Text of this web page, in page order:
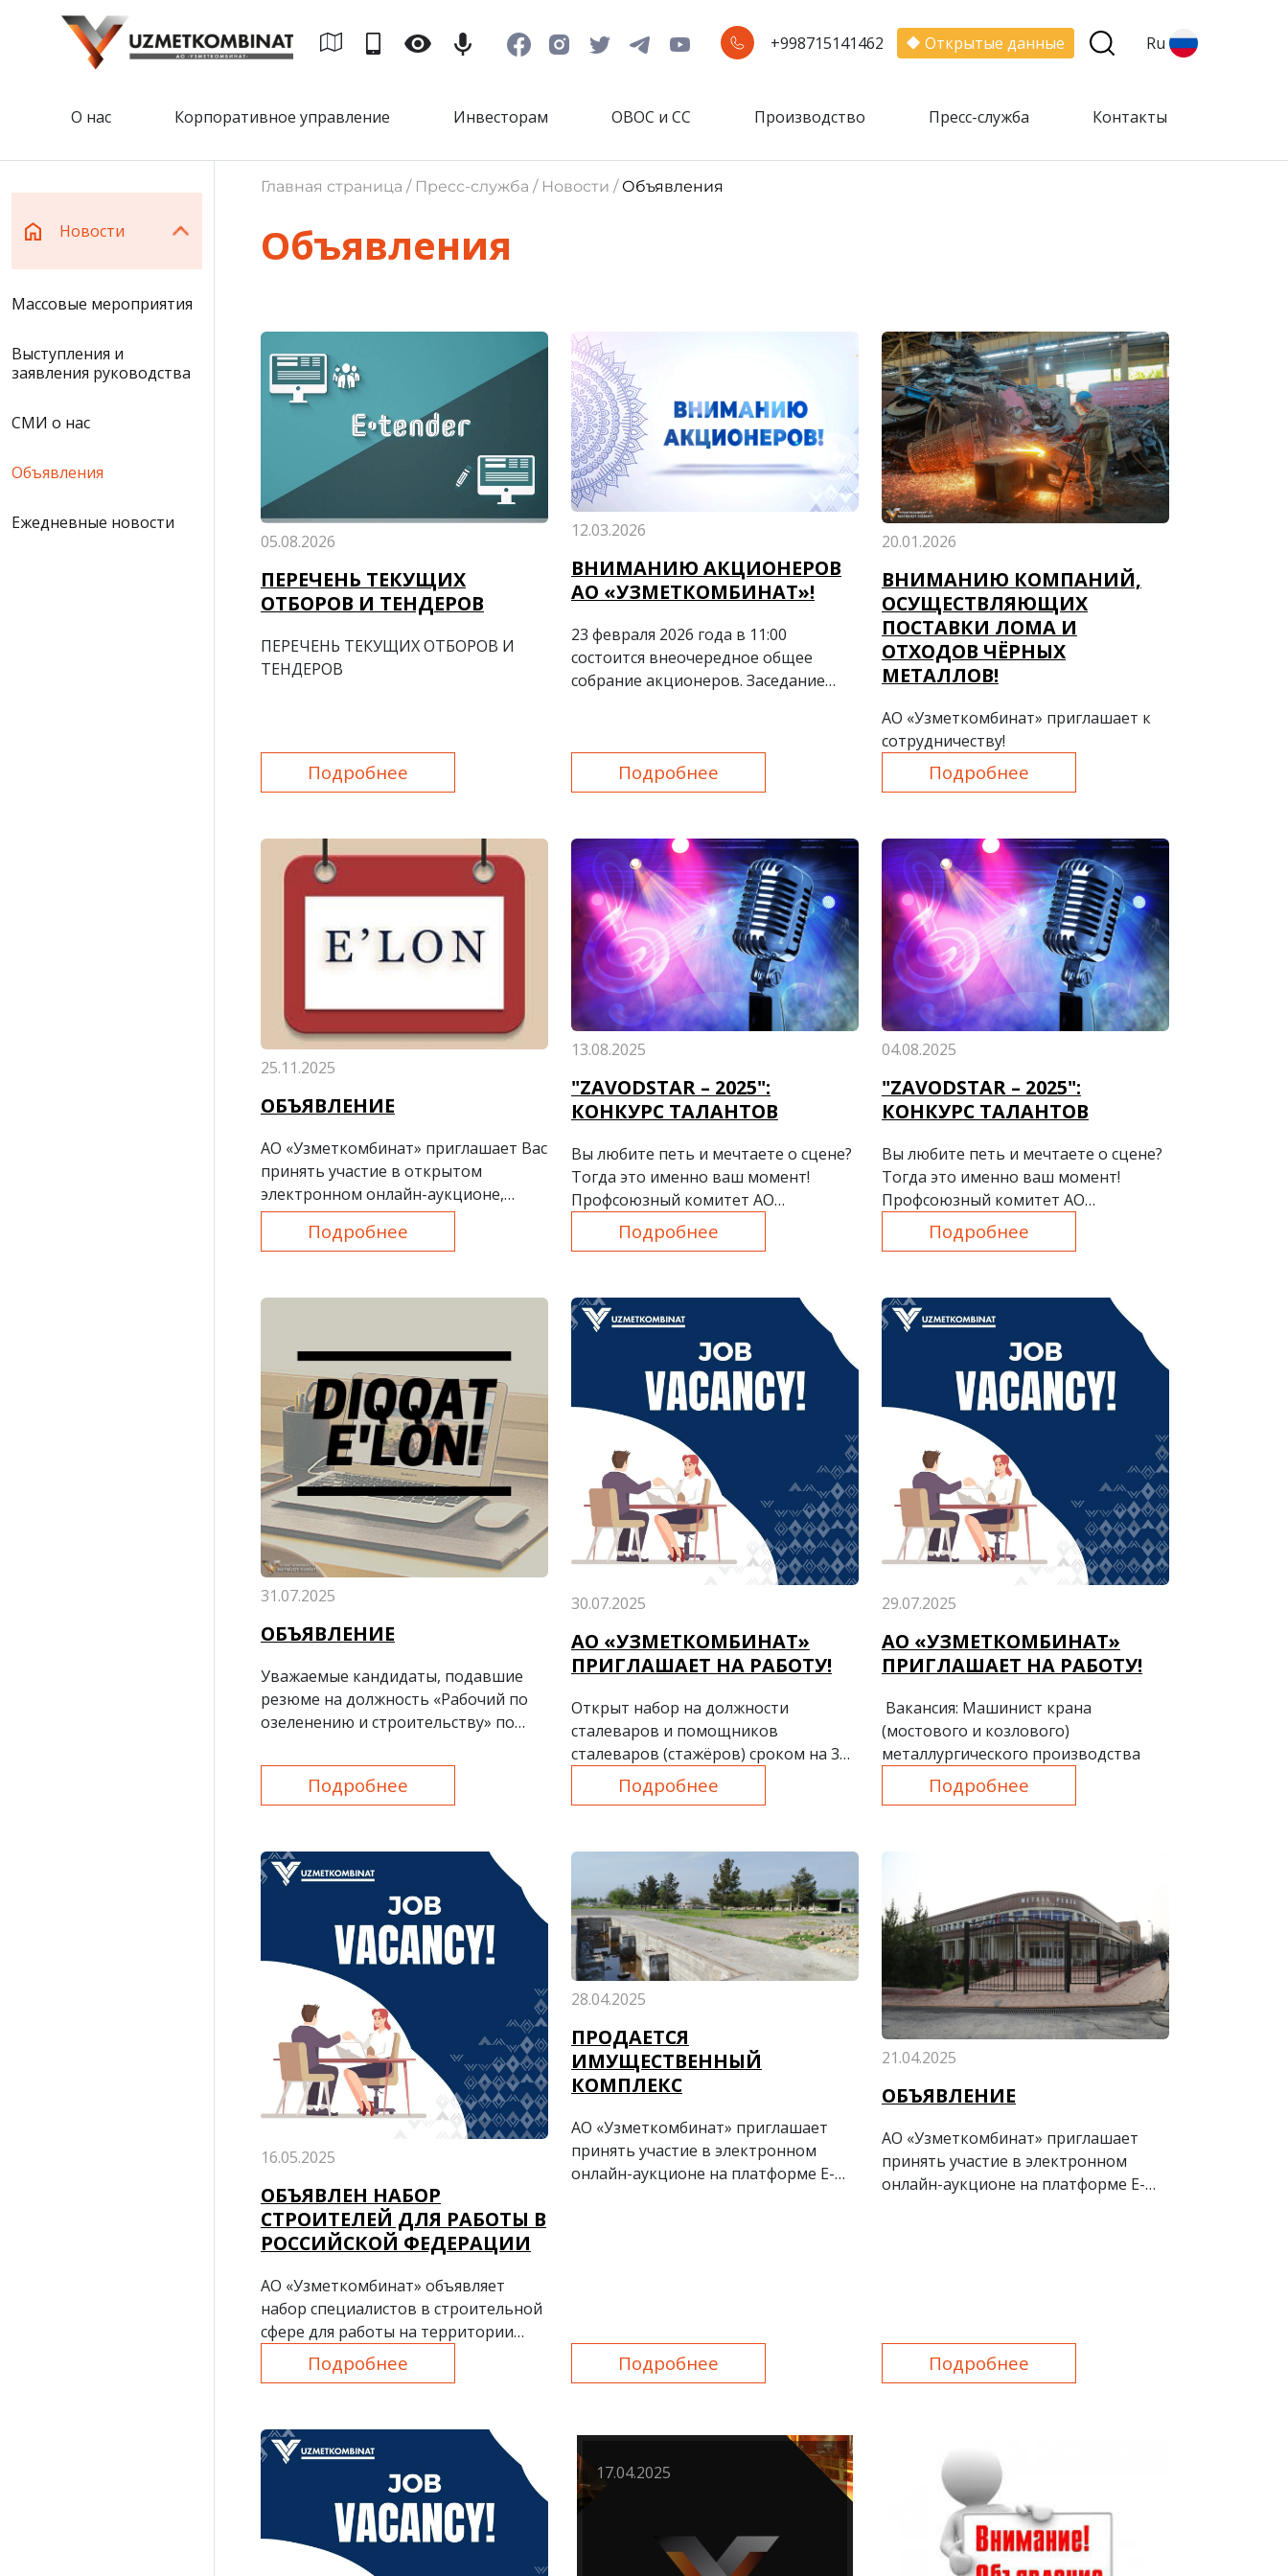
+998715141462 Открытые данные Ru
О нас Корпоративное управление Инвесторам ОВОС и СС Производство Пресс-служба Контакты
Новости
Массовые мероприятия
Выступления и
заявления руководства
СМИ о нас
Объявления
Ежедневные новости
Главная страница / Пресс-служба / Новости / Объявления
Объявления
05.08.2026
ПЕРЕЧЕНЬ ТЕКУЩИХ
ОТБОРОВ И ТЕНДЕРОВ
ПЕРЕЧЕНЬ ТЕКУЩИХ ОТБОРОВ И
ТЕНДЕРОВ
Подробнее
12.03.2026
ВНИМАНИЮ АКЦИОНЕРОВ
АО «УЗМЕТКОМБИНАТ»!
23 февраля 2026 года в 11:00
состоится внеочередное общее
собрание акционеров. Заседание
культуры металлургов».
Подробнее
20.01.2026
ВНИМАНИЮ КОМПАНИЙ,
ОСУЩЕСТВЛЯЮЩИХ
ПОСТАВКИ ЛОМА И
ОТХОДОВ ЧЁРНЫХ
МЕТАЛЛОВ!
АО «Узметкомбинат» приглашает к
сотрудничеству!
Подробнее
25.11.2025
ОБЪЯВЛЕНИЕ
АО «Узметкомбинат» приглашает Вас
принять участие в открытом
электронном онлайн-аукционе,
который проводится на платформе
E-auksion.uz!
Подробнее
13.08.2025
"ZAVODSTAR – 2025":
КОНКУРС ТАЛАНТОВ
Вы любите петь и мечтаете о сцене?
Тогда это именно ваш момент!
Профсоюзный комитет АО
"Узметкомбинат" приглашает всех
талантливых и смелых на вокальный
Уникальная возможность проявить
себя и поделиться своим талантом.
Подробнее
04.08.2025
"ZAVODSTAR – 2025":
КОНКУРС ТАЛАНТОВ
Вы любите петь и мечтаете о сцене?
Тогда это именно ваш момент!
Профсоюзный комитет АО
"Узметкомбинат" приглашает всех
талантливых и смелых на вокальный
Уникальная возможность проявить
себя и поделиться своим талантом.
Подробнее
31.07.2025
ОБЪЯВЛЕНИЕ
Уважаемые кандидаты, подавшие
резюме на должность «Рабочий по
озеленению и строительству» по
сроком на 2 месяца в ООО “Bekobod
klining xizmati”!
Подробнее
30.07.2025
АО «УЗМЕТКОМБИНАТ»
ПРИГЛАШАЕТ НА РАБОТУ!
Открыт набор на должности
сталеваров и помощников
сталеваров (стажёров) сроком на 3
месяца.Подробнее
29.07.2025
АО «УЗМЕТКОМБИНАТ»
ПРИГЛАШАЕТ НА РАБОТУ!
Вакансия: Машинист крана
(мостового и козлового)
металлургического производства
Подробнее
16.05.2025
ОБЪЯВЛЕН НАБОР
СТРОИТЕЛЕЙ ДЛЯ РАБОТЫ В
РОССИЙСКОЙ ФЕДЕРАЦИИ
АО «Узметкомбинат» объявляет
набор специалистов в строительной
сфере для работы на территории
Российской Федерации.
Подробнее
28.04.2025
ПРОДАЕТСЯ
ИМУЩЕСТВЕННЫЙ
КОМПЛЕКС
АО «Узметкомбинат» приглашает
принять участие в электронном
онлайн-аукционе на платформе E-
Подробнее
21.04.2025
ОБЪЯВЛЕНИЕ
АО «Узметкомбинат» приглашает
принять участие в электронном
онлайн-аукционе на платформе E-
Подробнее
17.04.2025